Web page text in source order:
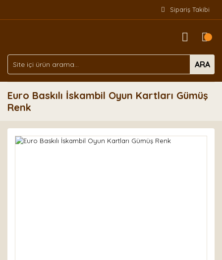
Sipariş Takibi
ARA
Euro Baskılı İskambil Oyun Kartları Gümüş
Renk